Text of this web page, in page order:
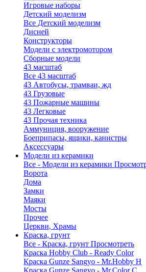
Игровые наборы
Детский моделизм
Все Детский моделизм
Дисней
Конструкторы
Модели с электромотором
Сборные модели
43 масштаб
Все 43 масштаб
43 Автобусы, трамваи, жд
43 Грузовые
43 Пожарные машины
43 Легковые
43 Прочая техника
Аммуниция, вооружение
Боеприпасы, ящики, канистры
Аксессуары
Модели из керамики
Все - Модели из керамики
Ворота
Дома
Замки
Маяки
Мосты
Прочее
Церкви, Храмы
Краска, грунт
Все - Краска, грунт Просмотреть
Краска Hobby Club - Ready Color
Краска Gunze Sangyo - Mr.Hobby H
Краска Gunze Sangyo - Mr.Color C